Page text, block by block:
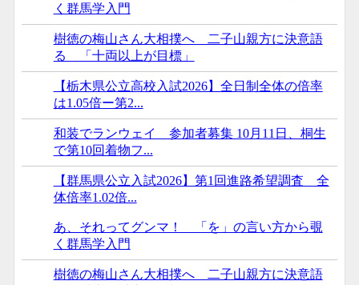
く群馬学入門
樹徳の梅山さん大相撲へ 二子山親方に決意語
る 「十両以上が目標」
【栃木県公立高校入試2026】全日制全体の倍率
は1.05倍ー第2...
和装でランウェイ 参加者募集 10月11日、桐生
で第10回着物フ...
【群馬県公立入試2026】第1回進路希望調査 全
体倍率1.02倍...
あ、それってグンマ！ 「を」の言い方から覗
く群馬学入門
樹徳の梅山さん大相撲へ 二子山親方に決意語